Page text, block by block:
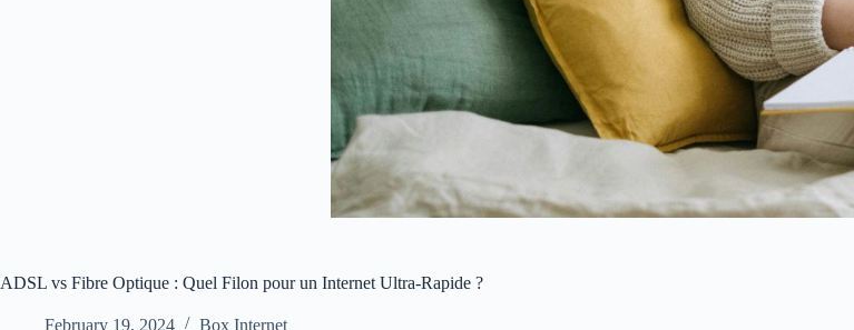
ADSL vs Fibre Optique : Quel Filon pour un Internet Ultra-Rapide ?
February 19, 2024 Box Internet